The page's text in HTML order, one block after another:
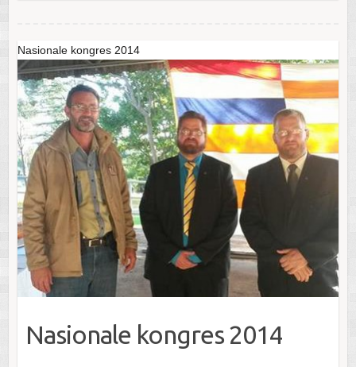
Nasionale kongres 2014
Nasionale kongres 2014